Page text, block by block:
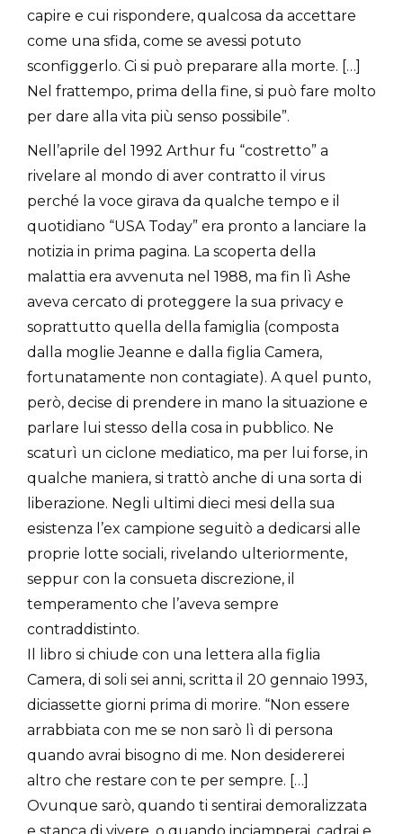
capire e cui rispondere, qualcosa da accettare
come una sfida, come se avessi potuto
sconfiggerlo. Ci si può preparare alla morte. […]
Nel frattempo, prima della fine, si può fare molto
per dare alla vita più senso possibile”.
Nell’aprile del 1992 Arthur fu “costretto” a
rivelare al mondo di aver contratto il virus
perché la voce girava da qualche tempo e il
quotidiano “USA Today” era pronto a lanciare la
notizia in prima pagina. La scoperta della
malattia era avvenuta nel 1988, ma fin lì Ashe
aveva cercato di proteggere la sua privacy e
soprattutto quella della famiglia (composta
dalla moglie Jeanne e dalla figlia Camera,
fortunatamente non contagiate). A quel punto,
però, decise di prendere in mano la situazione e
parlare lui stesso della cosa in pubblico. Ne
scaturì un ciclone mediatico, ma per lui forse, in
qualche maniera, si trattò anche di una sorta di
liberazione. Negli ultimi dieci mesi della sua
esistenza l’ex campione seguitò a dedicarsi alle
proprie lotte sociali, rivelando ulteriormente,
seppur con la consueta discrezione, il
temperamento che l’aveva sempre
contraddistinto.
Il libro si chiude con una lettera alla figlia
Camera, di soli sei anni, scritta il 20 gennaio 1993,
diciassette giorni prima di morire. “Non essere
arrabbiata con me se non sarò lì di persona
quando avrai bisogno di me. Non desidererei
altro che restare con te per sempre. […]
Ovunque sarò, quando ti sentirai demoralizzata